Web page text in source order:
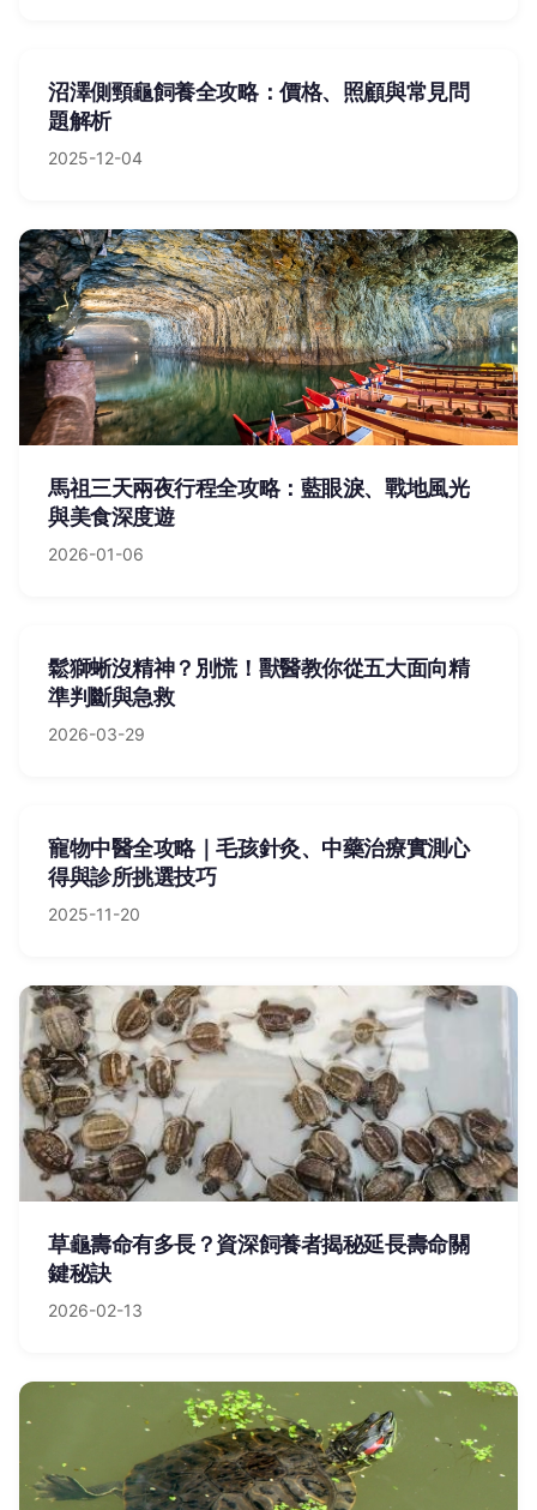
沼澤側頸龜飼養全攻略：價格、照顧與常見問
題解析
2025-12-04
馬祖三天兩夜行程全攻略：藍眼淚、戰地風光
與美食深度遊
2026-01-06
鬆獅蜥沒精神？別慌！獸醫教你從五大面向精
準判斷與急救
2026-03-29
寵物中醫全攻略｜毛孩針灸、中藥治療實測心
得與診所挑選技巧
2025-11-20
草龜壽命有多長？資深飼養者揭秘延長壽命關
鍵秘訣
2026-02-13